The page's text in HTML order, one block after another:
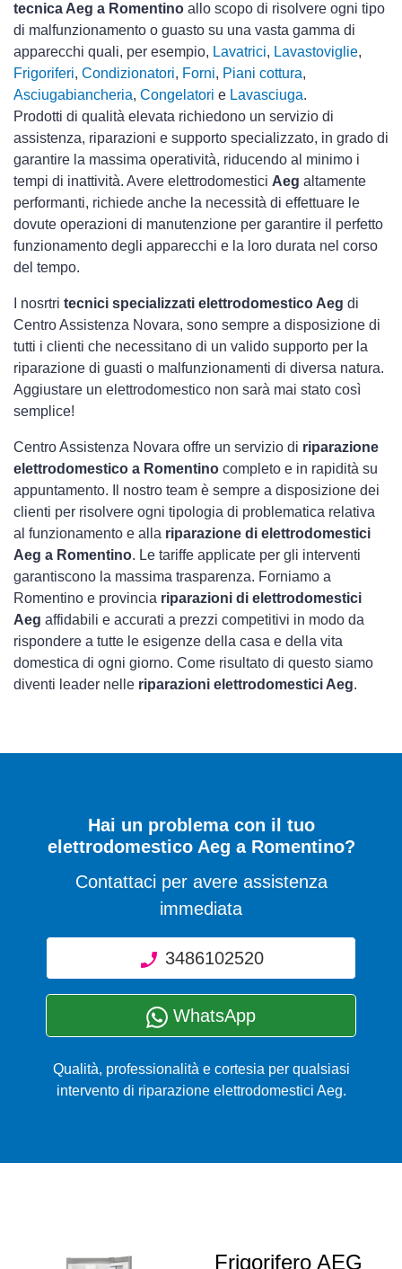
tecnica Aeg a Romentino allo scopo di risolvere ogni tipo
di malfunzionamento o guasto su una vasta gamma di
apparecchi quali, per esempio, Lavatrici, Lavastoviglie,
Frigoriferi, Condizionatori, Forni, Piani cottura,
Asciugabiancheria, Congelatori e Lavasciuga.
Prodotti di qualità elevata richiedono un servizio di
assistenza, riparazioni e supporto specializzato, in grado di
garantire la massima operatività, riducendo al minimo i
tempi di inattività. Avere elettrodomestici Aeg altamente
performanti, richiede anche la necessità di effettuare le
dovute operazioni di manutenzione per garantire il perfetto
funzionamento degli apparecchi e la loro durata nel corso
del tempo.
I nosrtri tecnici specializzati elettrodomestico Aeg di
Centro Assistenza Novara, sono sempre a disposizione di
tutti i clienti che necessitano di un valido supporto per la
riparazione di guasti o malfunzionamenti di diversa natura.
Aggiustare un elettrodomestico non sarà mai stato così
semplice!
Centro Assistenza Novara offre un servizio di riparazione
elettrodomestico a Romentino completo e in rapidità su
appuntamento. Il nostro team è sempre a disposizione dei
clienti per risolvere ogni tipologia di problematica relativa
al funzionamento e alla riparazione di elettrodomestici
Aeg a Romentino. Le tariffe applicate per gli interventi
garantiscono la massima trasparenza. Forniamo a
Romentino e provincia riparazioni di elettrodomestici
Aeg affidabili e accurati a prezzi competitivi in modo da
rispondere a tutte le esigenze della casa e della vita
domestica di ogni giorno. Come risultato di questo siamo
diventi leader nelle riparazioni elettrodomestici Aeg.
Hai un problema con il tuo
elettrodomestico Aeg a Romentino?
Contattaci per avere assistenza
immediata
3486102520
WhatsApp
Qualità, professionalità e cortesia per qualsiasi
intervento di riparazione elettrodomestici Aeg.
Frigorifero AEG